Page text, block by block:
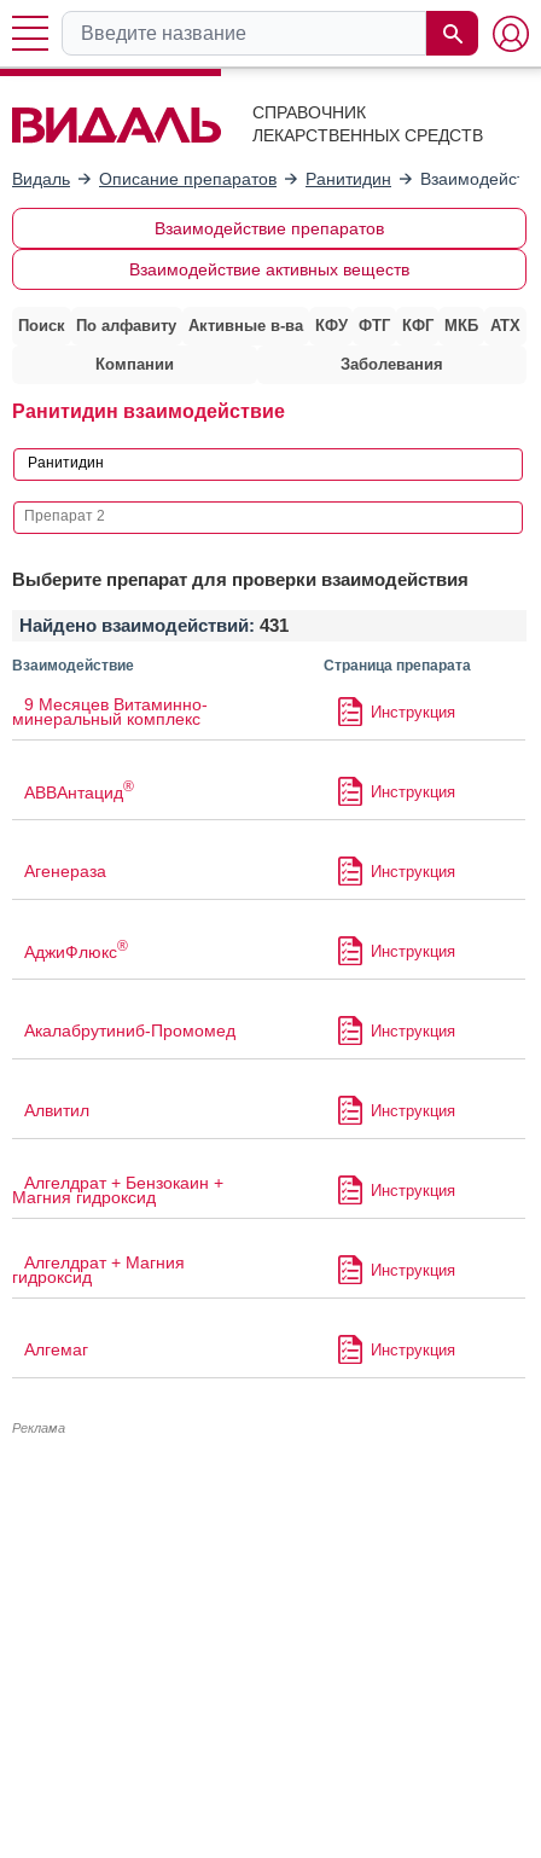
СПРАВОЧНИК
ЛЕКАРСТВЕННЫХ СРЕДСТВ
Видаль Описание препаратов Ранитидин
Взаимодействие препаратов
Взаимодействие активных веществ
Поиск По алфавиту Активные в-ва КФУ ФТГ КФГ МКБ АТХ
Компании Заболевания
Ранитидин взаимодействие
Выберите препарат для проверки взаимодействия
Найдено взаимодействий: 431
Взаимодействие Страница препарата
9 Месяцев Витаминно-
минеральный комплекс Инструкция
АВВАнтацид® Инструкция
Агенераза Инструкция
АджиФлюкс® Инструкция
Акалабрутиниб-Промомед Инструкция
Алвитил Инструкция
Алгелдрат + Бензокаин +
Магния гидроксид Инструкция
Алгелдрат + Магния
гидроксид Инструкция
Алгемаг Инструкция
Реклама